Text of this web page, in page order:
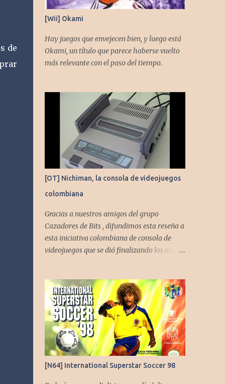
de
[Wii] Okami
Hay juegos que envejecen bien, y luego está
Okami, un título que parece haberse vuelto
más relevante con el paso del tiempo.
[OT] Nichiman, la consola de videojuegos
colombiana
Gracias a nuestros amigos del grupo
Cazadores de Bits , difundimos esta reseña a
esta iniciativa colombiana de consola de
videojuegos que se dió finalizando los años
[N64] International Superstar Soccer 98